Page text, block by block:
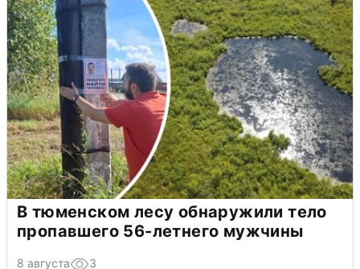
В тюменском лесу обнаружили тело
пропавшего 56-летнего мужчины
8 августа 3